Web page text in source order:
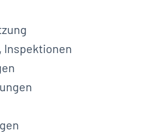
Inspektionen